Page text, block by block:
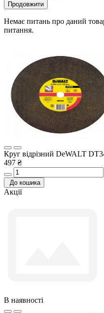
Продовжити
Немає питань про даний
питання.
Круг відрізний DeWALT
497 ₴
До кошика
Акції
В наявності